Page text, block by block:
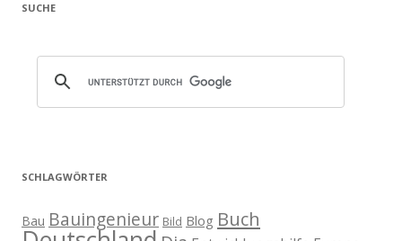
SUCHE
SCHLAGWÖRTER
Bau Bauingenieur Bild Blog Buch